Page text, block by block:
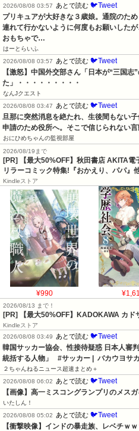
2026/08/08 03:57 あとで読む 🐦Tweet
プリキュアが大好きな３歳娘。通院のた
連れて行かないように何度もお願いした
おもちゃで…
はーとらいふ
2026/08/08 03:57
あとで読む 🐦Tweet
【激怒】中国外交部さん「日本が“三国
た」・・・・・・・・・
なんJクエスト
2026/08/08 03:47
あとで読む 🐦Tweet
旦那に突然消息を絶たれ、生後間もない
申請のため役所へ。そこで信じられない
おにひめちゃんの監視部屋
2026/08/19まで
[PR] 【最大50%OFF】秋田書店 AKITA
リラーコミック特集!『おかえり、パパ』
Kindleストア
¥990
2026/08/13 まで！
[PR] 【最大50%OFF】KADOKAWA カ
Kindleストア
2026/08/08 03:49
あとで読む 🐦Tweet
韓国サッカー協会、性接待疑惑 日本人審
統括する人物」   #サッカー |  バカウヨサ
２ちゃんねるニュース超速まとめ＋
2026/08/08 06:02
あとで読む 🐦Tweet
【画像】高一ミスコングランプリのメス
いたしん！
2026/08/08 05:02
あとで読む 🐦Tweet
【衝撃映像】インドの暴走族、レベチｗ